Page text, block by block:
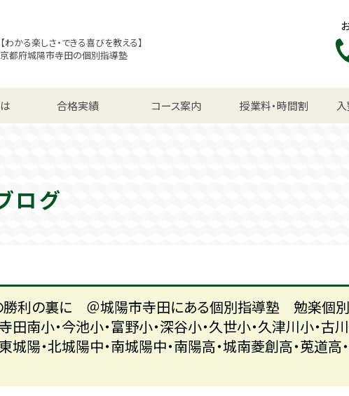
【わかる楽しさ・できる喜びを教える】
京都府城陽市寺田の個別指導塾
合格実績 コース案内
中学生コース 高校生コース 授業料・時間割
ログ
勝利の裏に ＠城陽市寺田にある個別指導塾 勉楽個
田南小・今池小・富野小・深谷小・久世小・久津川小・古
城陽・北城陽中・南城陽中・南陽高・城南菱創高・莵道高